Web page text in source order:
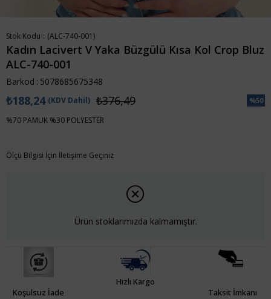
Stok Kodu (ALC-740-001)
Kadın Lacivert V Yaka Büzgülü Kısa Kol Crop Bluz
ALC-740-001
Barkod : 5078685675348
%50
₺376,49
₺188,24 (KDV Dahil)
%70 PAMUK %30 POLYESTER
Ölçü Bilgisi İçin İletişime Geçiniz
Ürün stoklarımızda kalmamıştır.
Koşulsuz İade
Hızlı Kargo
Taksit İmkanı